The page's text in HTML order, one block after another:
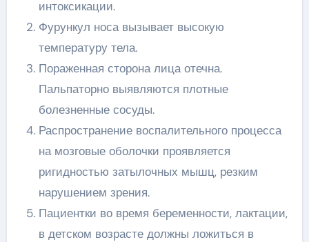
интоксикации.
Фурункул носа вызывает высокую
температуру тела.
Пораженная сторона лица отечна.
Пальпаторно выявляются плотные
болезненные сосуды.
Распространение воспалительного процесса
на мозговые оболочки проявляется
ригидностью затылочных мышц, резким
нарушением зрения.
Пациентки во время беременности, лактации,
в детском возрасте должны ложиться в